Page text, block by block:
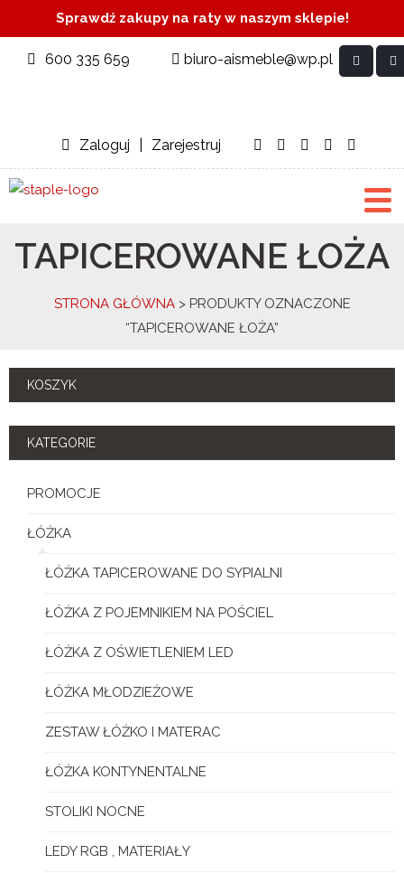
Sprawdź zakupy na raty w naszym sklepie!
600 335 659 biuro-aismeble@wp.pl
Zaloguj Zarejestruj
TAPICEROWANE ŁOŻA
STRONA GŁÓWNA> PRODUKTY OZNACZONE
“TAPICEROWANE ŁOŻA”
KOSZYK
KATEGORIE
PROMOCJE
ŁÓŻKA
ŁÓŻKA TAPICEROWANE DO SYPIALNI
ŁÓŻKA Z POJEMNIKIEM NA POŚCIEL
ŁÓŻKA Z OŚWIETLENIEM LED
ŁÓŻKA MŁODZIEŻOWE
ZESTAW ŁÓŻKO I MATERAC
ŁÓŻKA KONTYNENTALNE
STOLIKI NOCNE
LEDY RGB , MATERIAŁY